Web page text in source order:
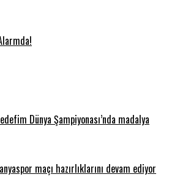
Dünya Şampiyonası’nda madalya
maçı hazırlıklarını devam ediyor